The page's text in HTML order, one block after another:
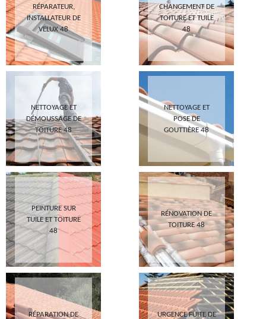
RÉPARATEUR,
INSTALLATEUR DE
VELUX 48
CHANGEMENT DE
TOITURE ET TUILE
48
NETTOYAGE ET
DÉMOUSSAGE DE
TOITURE 48
NETTOYAGE ET
POSE DE
GOUTTIÈRE 48
PEINTURE SUR
TUILE ET TOITURE
48
RÉNOVATION DE
TOITURE 48
RÉPARATION DE
URGENCE FUITE DE